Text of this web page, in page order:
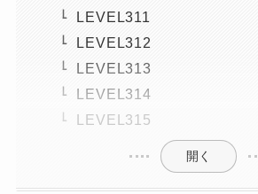
LEVEL311
LEVEL312
LEVEL313
LEVEL314
LEVEL315
開く